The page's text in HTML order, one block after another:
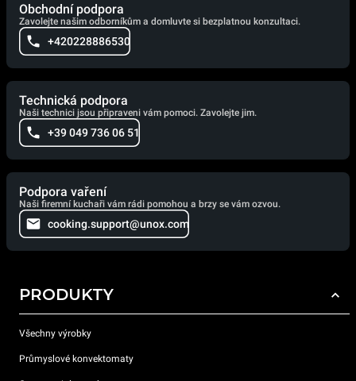
Obchodní podpora
Zavolejte našim odborníkům a domluvte si bezplatnou konzultaci.
+420228886530
Technická podpora
Naši technici jsou připraveni vám pomoci. Zavolejte jim.
+39 049 736 06 51
Podpora vaření
Naši firemní kuchaři vám rádi pomohou a brzy se vám ozvou.
cooking.support@unox.com
PRODUKTY
Všechny výrobky
Průmyslové konvektomaty